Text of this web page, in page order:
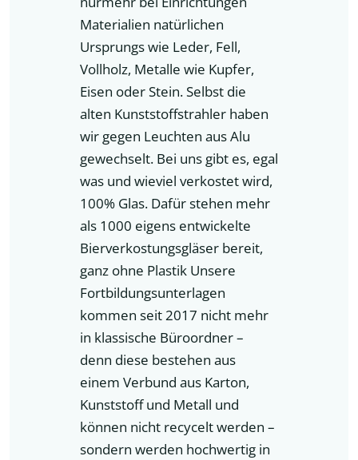
Materialien natürlichen
Ursprungs wie Leder, Fell,
Vollholz, Metalle wie Kupfer,
Eisen oder Stein. Selbst die
alten Kunststoffstrahler haben
wir gegen Leuchten aus Alu
gewechselt. Bei uns gibt es, egal
was und wieviel verkostet wird,
100% Glas. Dafür stehen mehr
als 1000 eigens entwickelte
Bierverkostungsgläser bereit,
ganz ohne Plastik Unsere
Fortbildungsunterlagen
kommen seit 2017 nicht mehr
in klassische Büroordner –
denn diese bestehen aus
einem Verbund aus Karton,
Kunststoff und Metall und
können nicht recycelt werden –
sondern werden hochwertig in